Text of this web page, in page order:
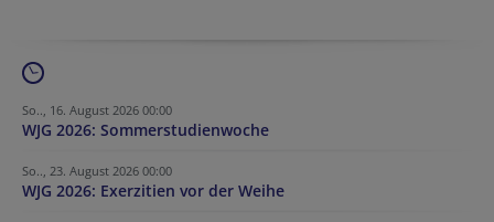
So.., 16. August 2026 00:00
WJG 2026: Sommerstudienwoche
So.., 23. August 2026 00:00
WJG 2026: Exerzitien vor der Weihe